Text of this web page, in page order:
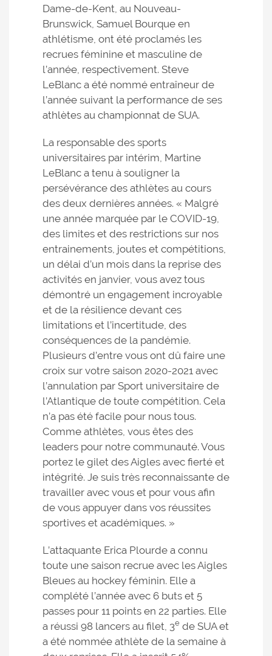
Dame-de-Kent, au Nouveau-
Brunswick, Samuel Bourque en
athlétisme, ont été proclamés les
recrues féminine et masculine de
l’année, respectivement. Steve
LeBlanc a été nommé entraîneur de
l’année suivant la performance de ses
athlètes au championnat de SUA.
La responsable des sports
universitaires par intérim, Martine
LeBlanc a tenu à souligner la
persévérance des athlètes au cours
des deux dernières années. « Malgré
une année marquée par le COVID-19,
des limites et des restrictions sur nos
entrainements, joutes et compétitions,
un délai d’un mois dans la reprise des
activités en janvier, vous avez tous
démontré un engagement incroyable
et de la résilience devant ces
limitations et l’incertitude, des
conséquences de la pandémie.
Plusieurs d’entre vous ont dû faire une
croix sur votre saison 2020-2021 avec
l’annulation par Sport universitaire de
l’Atlantique de toute compétition. Cela
n’a pas été facile pour nous tous.
Comme athlètes, vous êtes des
leaders pour notre communauté. Vous
portez le gilet des Aigles avec fierté et
intégrité. Je suis très reconnaissante de
travailler avec vous et pour vous afin
de vous appuyer dans vos réussites
sportives et académiques. »
L’attaquante Erica Plourde a connu
toute une saison recrue avec les Aigles
Bleues au hockey féminin. Elle a
complété l’année avec 6 buts et 5
passes pour 11 points en 22 parties. Elle
a réussi 98 lancers au filet, 3e de SUA et
a été nommée athlète de la semaine à